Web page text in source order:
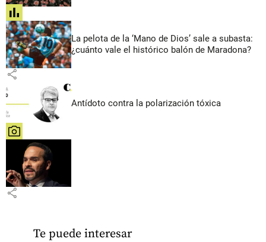
share
La pelota de la ‘Mano de Dios’ sale a subasta:
¿cuánto vale el histórico balón de Maradona?
share
Antídoto contra la polarización tóxica
share
share
Te puede interesar